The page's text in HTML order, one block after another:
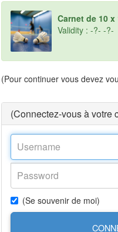
Carnet de 10 x
Validity : -?- -?-
(Pour continuer vous devez
(Connectez-vous à votre
(Se souvenir de moi)